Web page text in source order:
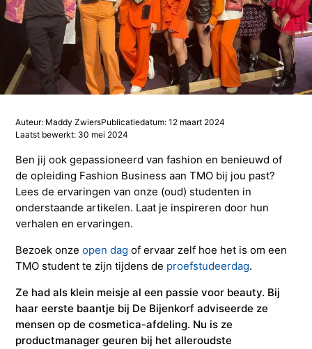
Studieadvisering
INretail Entrepreneur Award
Kosten
Studiefinanciering
Op kamers in Doorn
Studentenvereniging
Doorstromen van MBO naar HBO
INFOcenter
DevelopmentLAB
Onze docenten
Studieadvisering
Studiefinanciering
Algemene voorwaarden
Studentenvereniging
Doorstromen van MBO naar HBO | Ad
Doorstuderen
Let’s stay in touch
Adviesorganen & commissies
Werken bij TMO
Samenwerkingspartners
FAQ
Contact
Auteur: Maddy ZwiersPublicatiedatum: 12 maart 2024
Laatst bewerkt: 30 mei 2024
Ben jij ook gepassioneerd van fashion en benieuwd of
de opleiding Fashion Business aan TMO bij jou past?
Lees de ervaringen van onze (oud) studenten in
onderstaande artikelen. Laat je inspireren door hun
verhalen en ervaringen.
Bezoek onzeopen dag of ervaar zelf hoe het is om een
TMO student te zijn tijdens de proefstudeerdag.
Ze had als klein meisje al een passie voor beauty. Bij
haar eerste baantje bij De Bijenkorf adviseerde ze
mensen op de cosmetica-afdeling. Nu is ze
productmanager geuren bij het alleroudste